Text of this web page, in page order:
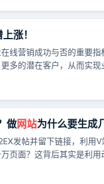
涨！
线营销成功与否的重要
多的潜在客户，从而实
实，只需做到以下三点，
做网站为什么要生成
发帖并留下链接，利用
页面？这背后其实是利用
引搜索引擎流量。